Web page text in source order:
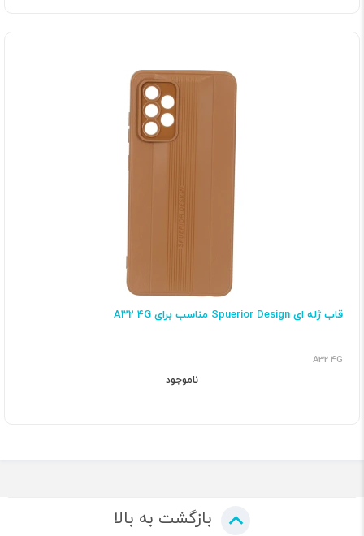
قاب ژله ای Spuerior Design مناسب برای A32 4G
A32 4G
ناموجود
بازگشت به بالا